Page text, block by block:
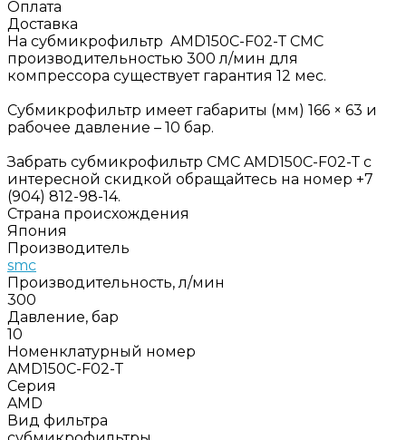
Оплата
Доставка
На субмикрофильтр AMD150C-F02-Т СМС
производительностью 300 л/мин для
компрессора существует гарантия 12 мес.
Субмикрофильтр имеет габариты (мм) 166 × 63 и
рабочее давление – 10 бар.
Забрать субмикрофильтр СМС AMD150C-F02-Т с
интересной скидкой обращайтесь на номер +7
(904) 812-98-14.
Страна происхождения
Япония
Производитель
smc
Производительность, л/мин
300
Давление, бар
10
Номенклатурный номер
AMD150C-F02-Т
Серия
AMD
Вид фильтра